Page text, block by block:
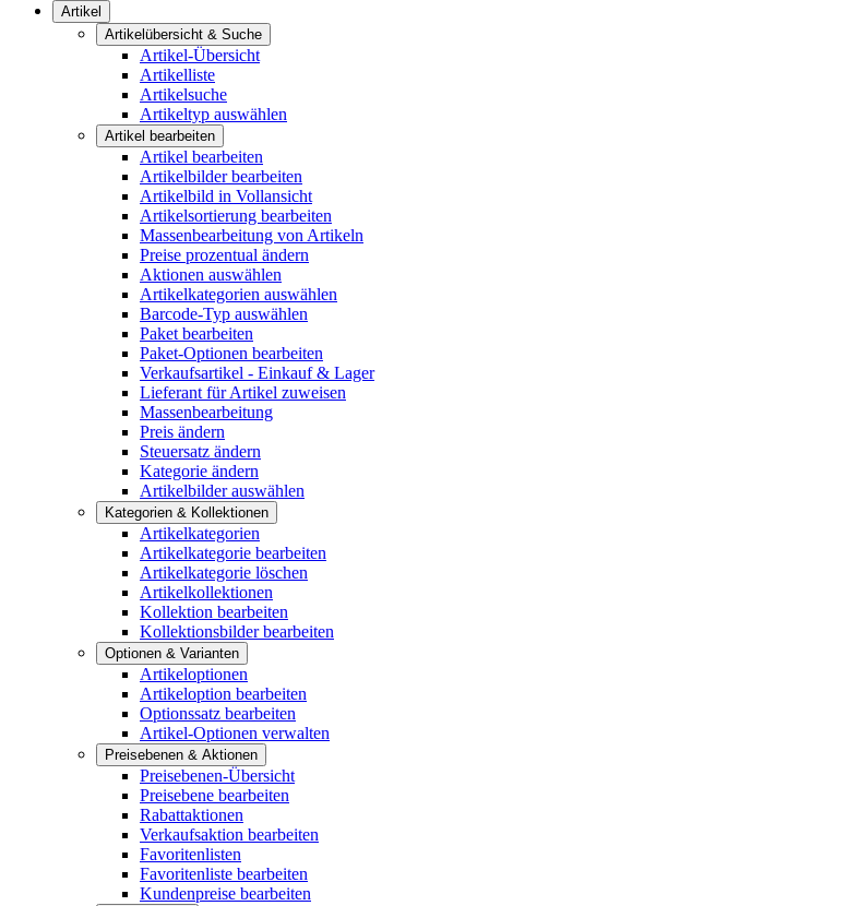
Artikel
Artikelübersicht & Suche
Artikel-Übersicht
Artikelliste
Artikelsuche
Artikeltyp auswählen
Artikel bearbeiten
Artikel bearbeiten
Artikelbilder bearbeiten
Artikelbild in Vollansicht
Artikelsortierung bearbeiten
Massenbearbeitung von Artikeln
Preise prozentual ändern
Aktionen auswählen
Artikelkategorien auswählen
Barcode-Typ auswählen
Paket bearbeiten
Paket-Optionen bearbeiten
Verkaufsartikel - Einkauf & Lager
Lieferant für Artikel zuweisen
Massenbearbeitung
Preis ändern
Steuersatz ändern
Kategorie ändern
Artikelbilder auswählen
Kategorien & Kollektionen
Artikelkategorien
Artikelkategorie bearbeiten
Artikelkategorie löschen
Artikelkollektionen
Kollektion bearbeiten
Kollektionsbilder bearbeiten
Optionen & Varianten
Artikeloptionen
Artikeloption bearbeiten
Optionssatz bearbeiten
Artikel-Optionen verwalten
Preisebenen & Aktionen
Preisebenen-Übersicht
Preisebene bearbeiten
Rabattaktionen
Verkaufsaktion bearbeiten
Favoritenlisten
Favoritenliste bearbeiten
Kundenpreise bearbeiten